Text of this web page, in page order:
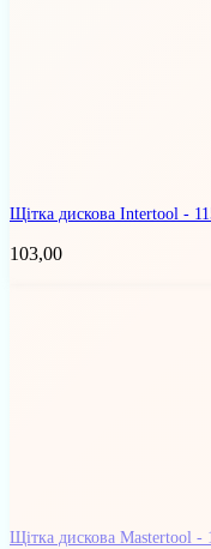
Щітка дискова Intertool -
103,00
Щітка дискова Mastertool